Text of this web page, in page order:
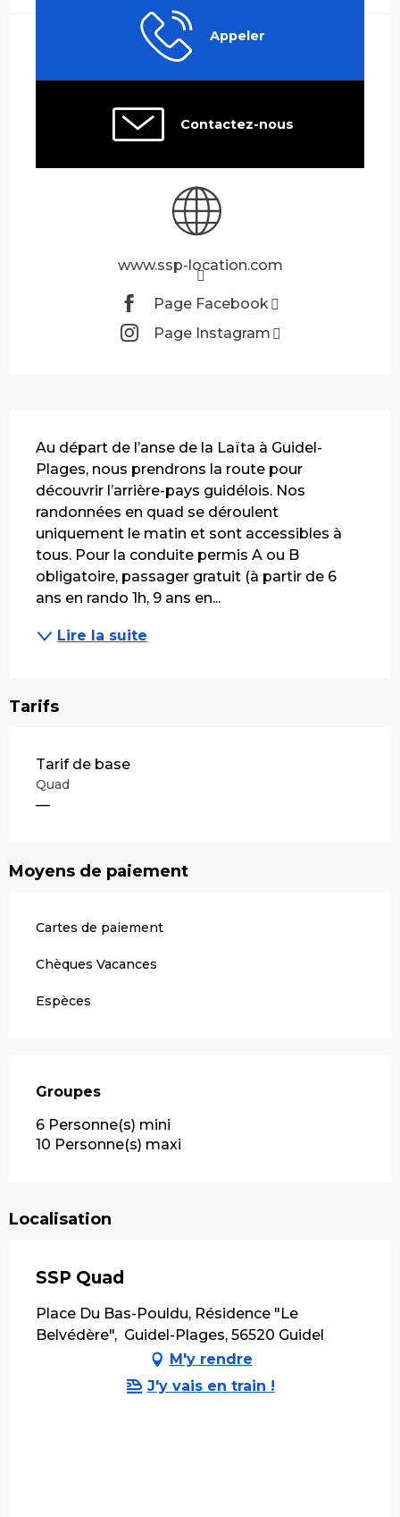
Appeler
Contactez-nous
www.ssp-location.com
Page Facebook
Page Instagram
Au départ de l’anse de la Laïta à Guidel-
Plages, nous prendrons la route pour
découvrir l’arrière-pays guidélois. Nos
randonnées en quad se déroulent
uniquement le matin et sont accessibles à
tous. Pour la conduite permis A ou B
obligatoire, passager gratuit (à partir de 6
ans en rando 1h, 9 ans en...
Lire la suite
Tarifs
Tarifs 2026
Tarif de base
Quad
—
Moyens de paiement
Cartes de paiement
Chèques Vacances
Espèces
Groupes
Groupes
6 Personne(s) mini
10 Personne(s) maxi
Localisation
SSP Quad
Place Du Bas-Pouldu, Résidence "Le
Belvédère", Guidel-Plages, 56520 Guidel
M'y rendre
J'y vais en train !